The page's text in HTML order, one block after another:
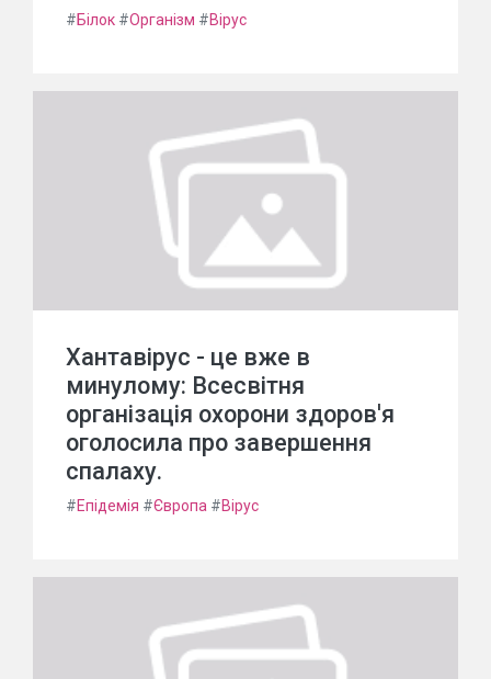
#Білок #Організм #Вірус
Хантавірус - це вже в
минулому: Всесвітня
організація охорони здоров'я
оголосила про завершення
спалаху.
#Епідемія #Європа #Вірус